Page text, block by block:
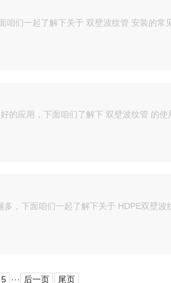
们一起了解下关于 双壁波纹管 安装的常
的应用，下面咱们了解下 双壁波纹管 的使
，下面咱们一起了解下关于 HDPE双壁波
5 ··· 后一页 尾页